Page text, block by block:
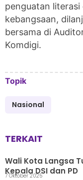
penguatan
kebangsaan,
bersama di
Komdigi.
Topik
Nasional
TERKAIT
Wali Kota Langsa
Kepala DSI dan PD
7 Oktober 2025